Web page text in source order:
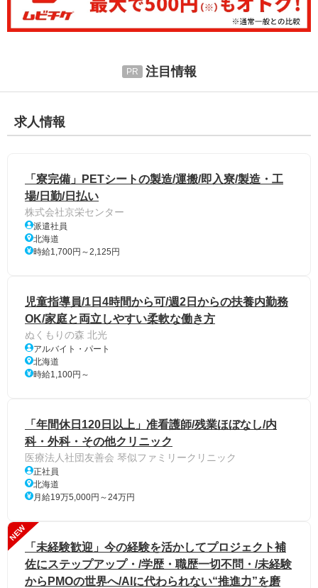
注目情報
求人情報
「寮完備」PETシートの製造/運搬/即入寮/製造・工
場/日勤/日払い
株式会社京栄センター
派遣社員
北海道
時給1,700円～2,125円
児童指導員/1日4時間から可/週2日からの扶養内勤務
OK/家庭と両立しやすい柔軟な働き方
ぬくもりの森 北光
アルバイト・パート
北海道
時給1,100円～
「年間休日120日以上」准看護師/残業ほぼなし/内
科・外科・その他クリニック
医療法人社団友善会 琴似ファミリークリニック
正社員
北海道
月給19万5,000円～24万円
NEW
「未経験歓迎」今の経験を活かしてプロジェクト補
佐にステップアップ・/学歴・職歴一切不問・/未経験
からPMOの世界へ/AIに代わられない“推進力”を磨